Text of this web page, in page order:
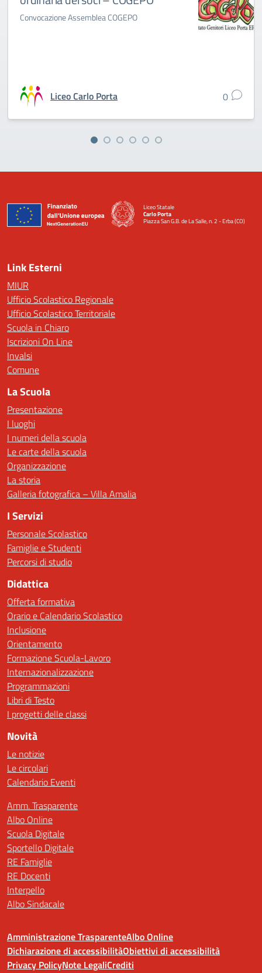
Convocazione Assemblea COGEPO
Liceo Carlo Porta 0
Liceo Statale
Carlo Porta
Piazza San G.B. de La Salle, n. 2 - Erba (CO)
— Visita la pagina iniziale della scuola
Link Esterni
MIUR
Ufficio Scolastico Regionale
Ufficio Scolastico Territoriale
Scuola in Chiaro
Iscrizioni On Line
Invalsi
Comune
La Scuola
Presentazione
I luoghi
I numeri della scuola
Le carte della scuola
Organizzazione
La storia
Galleria fotografica – Villa Amalia
I Servizi
Personale Scolastico
Famiglie e Studenti
Percorsi di studio
Didattica
Offerta formativa
Orario e Calendario Scolastico
Inclusione
Orientamento
Formazione Scuola-Lavoro
Internazionalizzazione
Programmazioni
Libri di Testo
I progetti delle classi
Novità
Le notizie
Le circolari
Calendario Eventi
Amm. Trasparente
Albo Online
Scuola Digitale
Sportello Digitale
RE Famiglie
RE Docenti
Interpello
Albo Sindacale
Amministrazione TrasparenteAlbo Online
Dichiarazione di accessibilitàObiettivi di accessibilità
Privacy PolicyNote LegaliCrediti